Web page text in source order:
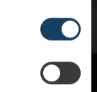
Lage